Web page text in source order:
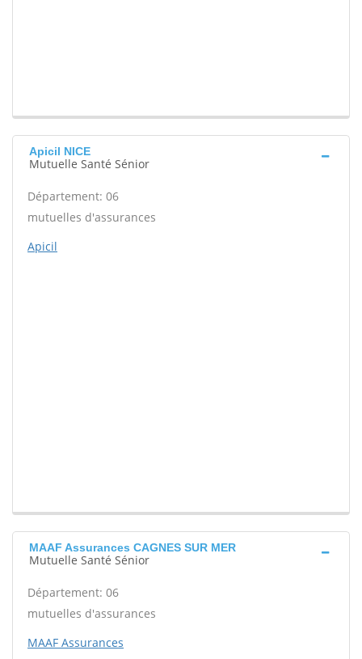
Apicil NICE
Mutuelle Santé Sénior
Département: 06
mutuelles d'assurances
Apicil
MAAF Assurances CAGNES SUR MER
Mutuelle Santé Sénior
Département: 06
mutuelles d'assurances
MAAF Assurances